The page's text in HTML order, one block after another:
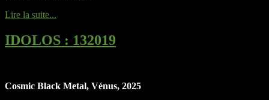
Lire la suite...
IDOLOS : 132019
Cosmic Black Metal, Vénus, 2025